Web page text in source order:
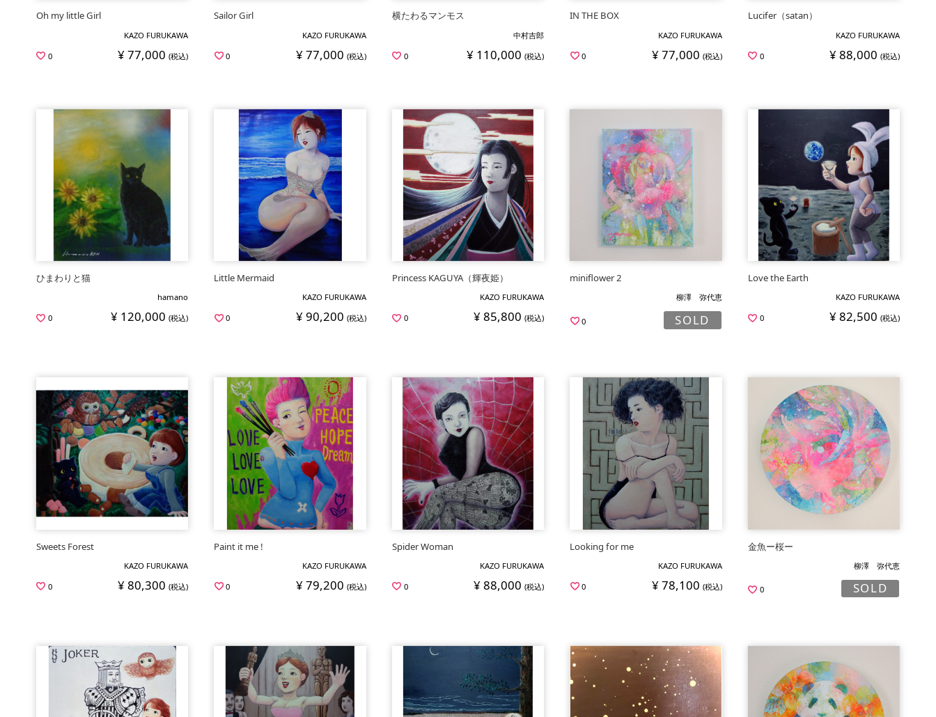
Oh my little Girl
KAZO FURUKAWA
0
¥ 77,000(税込)
Sailor Girl
KAZO FURUKAWA
0
¥ 77,000 (税込)
横たわるマンモス
中村吉郎
0
¥ 110,000(税込)
IN THE BOX
KAZO FURUKAWA
0
¥ 77,000 (税込)
Lucifer（satan）
KAZO FURUKAWA
0
¥ 88,000 (税込)
ひまわりと猫
hamano
0
¥ 120,000(税込)
Little Mermaid
KAZO FURUKAWA
0
¥ 90,200 (税込)
Princess KAGUYA（輝夜姫）
KAZO FURUKAWA
0
¥ 85,800(税込)
miniflower 2
柳澤 弥代恵
0 SOLD
Love the Earth
KAZO FURUKAWA
0
¥ 82,500 (税込)
Sweets Forest
KAZO FURUKAWA
0
¥ 80,300(税込)
Paint it me !
KAZO FURUKAWA
0
¥ 79,200 (税込)
Spider Woman
KAZO FURUKAWA
0
¥ 88,000(税込)
Looking for me
KAZO FURUKAWA
0
¥ 78,100 (税込)
金魚ー桜ー
柳澤 弥代恵
0 SOLD